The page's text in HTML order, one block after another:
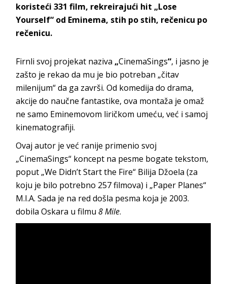
koristeći 331 film, rekreirajući hit „Lose
Yourself“ od Eminema, stih po stih, rečenicu po
rečenicu.
Firnli svoj projekat naziva „CinemaSings“, i jasno je
zašto je rekao da mu je bio potreban „čitav
milenijum“ da ga završi. Od komedija do drama,
akcije do naučne fantastike, ova montaža je omaž
ne samo Eminemovom liričkom umeću, već i samoj
kinematografiji.
Ovaj autor je već ranije primenio svoj
„CinemaSings“ koncept na pesme bogate tekstom,
poput „We Didn’t Start the Fire“ Bilija Džoela (za
koju je bilo potrebno 257 filmova) i „Paper Planes“
M.I.A. Sada je na red došla pesma koja je 2003.
dobila Oskara u filmu8 Mile.